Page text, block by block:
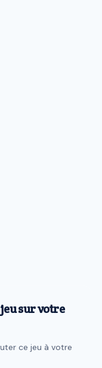
sur votre
ce jeu à votre